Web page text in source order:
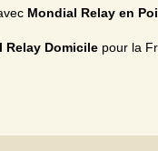
Mondial Relay en
Relay Domicile pour la